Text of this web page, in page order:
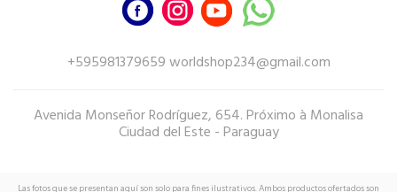
+595981379659 worldshop234@gmail.com
Avenida Monseñor Rodríguez, 654. Próximo à Monalisa
Ciudad del Este - Paraguay
Las fotos que se presentan aquí son solo para fines ilustrativos. Ambos productos ofertados son